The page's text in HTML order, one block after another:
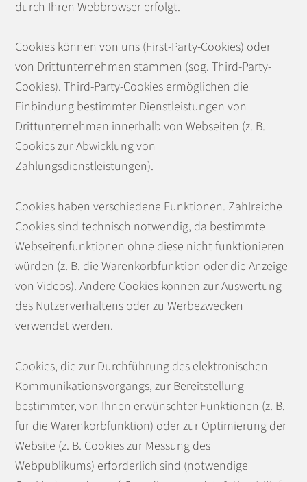
durch Ihren Webbrowser erfolgt.
Cookies können von uns (First-Party-Cookies) oder
von Drittunternehmen stammen (sog. Third-Party-
Cookies). Third-Party-Cookies ermöglichen die
Einbindung bestimmter Dienstleistungen von
Drittunternehmen innerhalb von Webseiten (z. B.
Cookies zur Abwicklung von
Zahlungsdienstleistungen).
Cookies haben verschiedene Funktionen. Zahlreiche
Cookies sind technisch notwendig, da bestimmte
Webseitenfunktionen ohne diese nicht funktionieren
würden (z. B. die Warenkorbfunktion oder die Anzeige
von Videos). Andere Cookies können zur Auswertung
des Nutzerverhaltens oder zu Werbezwecken
verwendet werden.
Cookies, die zur Durchführung des elektronischen
Kommunikationsvorgangs, zur Bereitstellung
bestimmter, von Ihnen erwünschter Funktionen (z. B.
für die Warenkorbfunktion) oder zur Optimierung der
Website (z. B. Cookies zur Messung des
Webpublikums) erforderlich sind (notwendige